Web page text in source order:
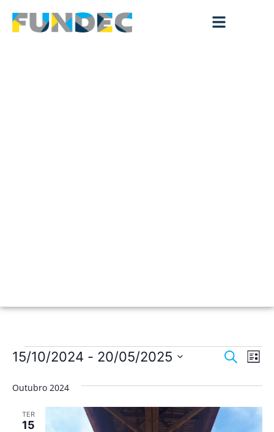
de
Pesquisar
de
Lista
15/10/2024 - 20/05/2025
data.
Outubro 2024
TER
15